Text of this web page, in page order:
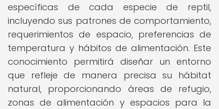
específicas de cada especie de reptil,
incluyendo sus patrones de comportamiento,
requerimientos de espacio, preferencias de
temperatura y hábitos de alimentación. Este
conocimiento permitirá diseñar un entorno
que refleje de manera precisa su hábitat
natural, proporcionando áreas de refugio,
zonas de alimentación y espacios para la